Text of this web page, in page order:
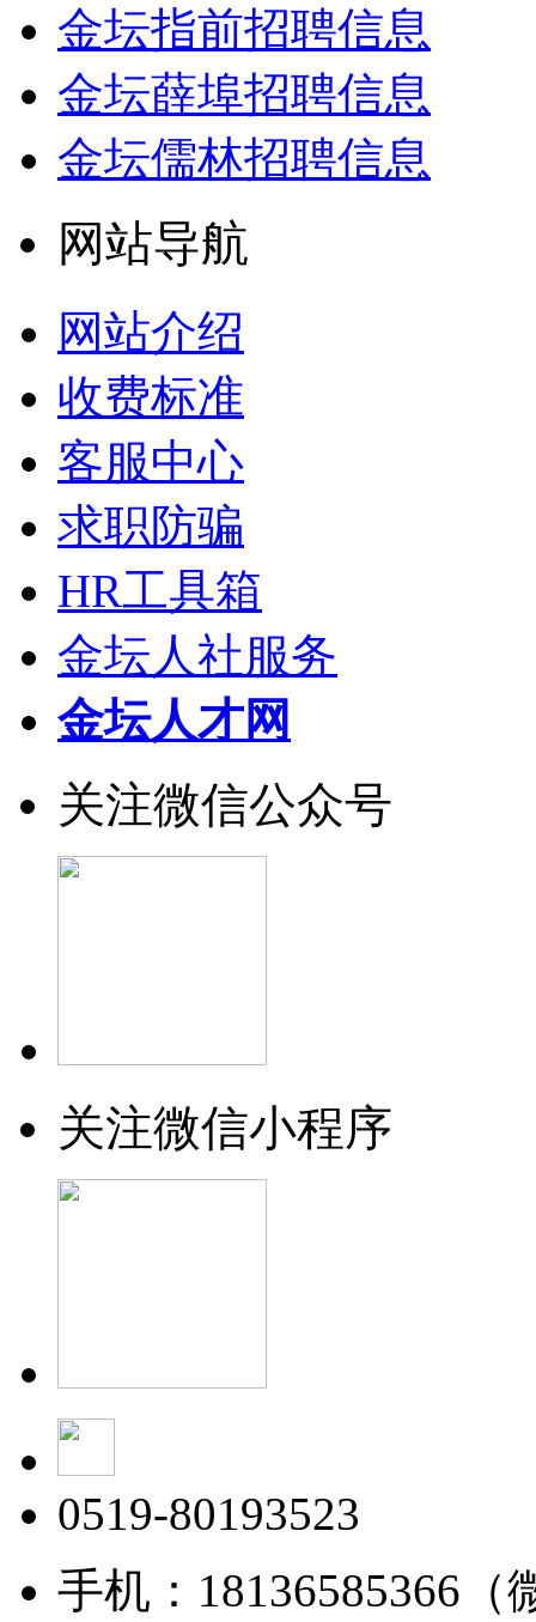
金坛指前招聘信息
金坛薛埠招聘信息
金坛儒林招聘信息
网站导航
网站介绍
收费标准
客服中心
求职防骗
HR工具箱
金坛人社服务
金坛人才网
关注微信公众号
关注微信小程序
0519-80193523
手机：18136585366（